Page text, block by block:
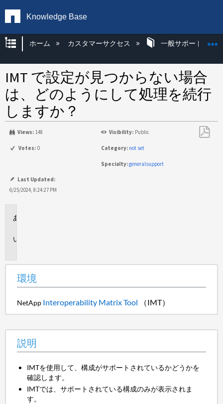
Knowledge Base
グローバル階層を展開/折りたたむ
ホーム カスタマーサクセス 一般サポート
IMT で設定が見つからない場合
は、どのようにして処理を続行
しますか？
Views: 148 Visibility: Public
Votes: 0 Category: not set
Specialty:generalsupport
Last Updated:
6/25/2024, 8:24:27 PM
環境
NetApp Interoperability Matrix Tool （IMT）
説明
IMTを使用して、構成がサポートされているかどうかを
確認します。
IMTでは、サポートされている構成のみが表示されま
す。